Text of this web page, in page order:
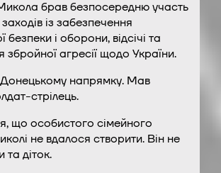
брав безпосередню участь
заходів із забезпечення
безпеки і оборони, відсічі та
збройної агресії щодо України.
напрямку. Мав
стрілець.
що особистого сімейного
не вдалося створити. Він не
діток.